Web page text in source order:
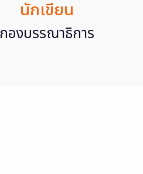
นักเขียน
กองบรรณาธิการ